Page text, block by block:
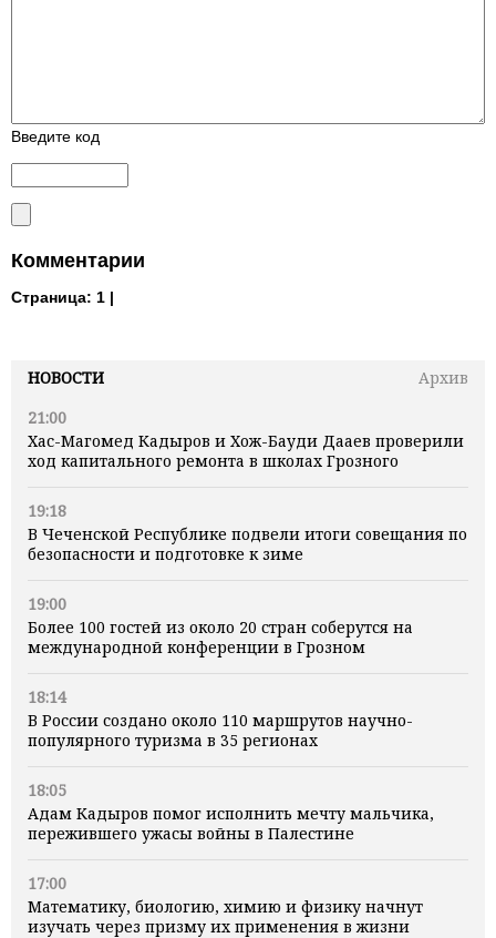
НОВОСТИ
Архив
21:00
Хас-Магомед Кадыров и Хож-Бауди Дааев проверили
ход капитального ремонта в школах Грозного
19:18
В Чеченской Республике подвели итоги совещания по
безопасности и подготовке к зиме
19:00
Более 100 гостей из около 20 стран соберутся на
международной конференции в Грозном
18:14
В России создано около 110 маршрутов научно-
популярного туризма в 35 регионах
18:05
Адам Кадыров помог исполнить мечту мальчика,
пережившего ужасы войны в Палестине
17:00
Математику, биологию, химию и физику начнут
изучать через призму их применения в жизни
Введите код
Комментарии
Страница: 1 |